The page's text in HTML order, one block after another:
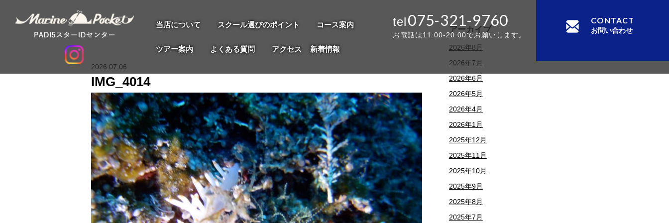
当店について スクール選びのポイント コース案内
ツアー案内 よくある質問 アクセス 新着情報
075-321-9760
お電話は11:00-20:00でお願いします。
CONTACT
お問い合わせ
2026.07.06
IMG_4014
アーカイブ
2026年8月
2026年7月
2026年6月
2026年5月
2026年4月
2026年1月
2025年12月
2025年11月
2025年10月
2025年9月
2025年8月
2025年7月